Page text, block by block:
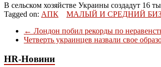
В сельском хозяйстве Украины создадут 16
Tagged on: АПК МАЛЫЙ И СРЕДНИЙ
← Лондон побил рекорды по
Четверть украинцев назвали свое
HR-Новини